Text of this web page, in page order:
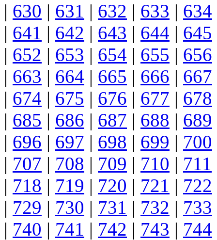
| 630 | 631 | 632 | 633 | 634
| 641 | 642 | 643 | 644 | 645
| 652 | 653 | 654 | 655 | 656
| 663 | 664 | 665 | 666 | 667
| 674 | 675 | 676 | 677 | 678
| 685 | 686 | 687 | 688 | 689
| 696 | 697 | 698 | 699 | 700
| 707 | 708 | 709 | 710 | 711
| 718 | 719 | 720 | 721 | 722
| 729 | 730 | 731 | 732 | 733
| 740 | 741 | 742 | 743 | 744